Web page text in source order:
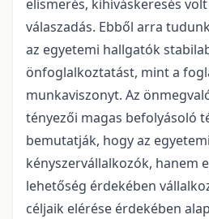
elismerés, kihíváskeresés
válaszadás. Ebből arra
az egyetemi hallgatók
önfoglalkoztatást, mint a
munkaviszonyt. Az
tényezői magas befolyásoló
bemutatják, hogy az
kényszervállalkozók, hanem
lehetőség érdekében
céljaik elérése érdekében